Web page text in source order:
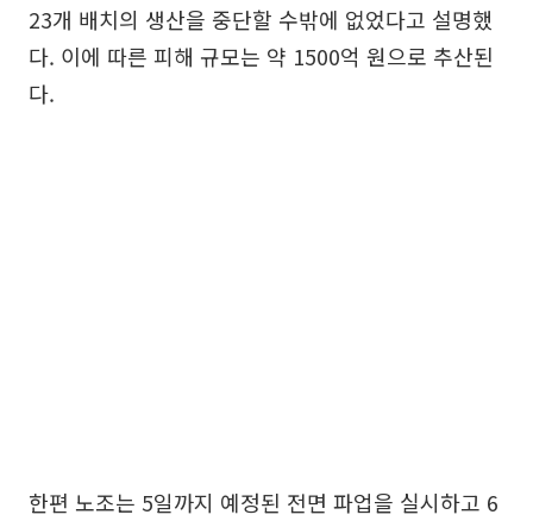
23개 배치의 생산을 중단할 수밖에 없었다고 설명했
다. 이에 따른 피해 규모는 약 1500억 원으로 추산된
다.
한편 노조는 5일까지 예정된 전면 파업을 실시하고 6